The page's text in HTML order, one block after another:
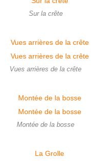
Sur la crête
Vues arrières de la crête
Montée de la bosse